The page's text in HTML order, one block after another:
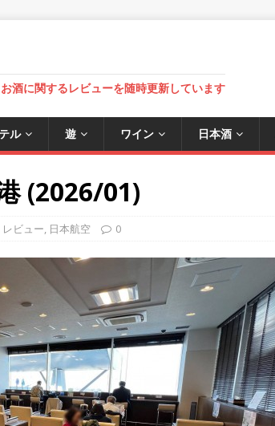
酒に関するレビューを随時更新しています
ル 遊 ワイン 日本酒
(2026/01)
レビュー, 日本航空 0